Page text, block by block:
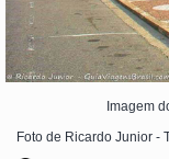
Imagem
Foto de Ricardo Junior -